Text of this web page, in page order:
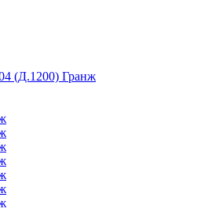
(Д.1200) Гранж